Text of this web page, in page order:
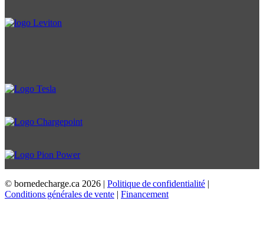
© bornedecharge.ca 2026 | Politique de confidentialité |
Conditions générales de vente | Financement